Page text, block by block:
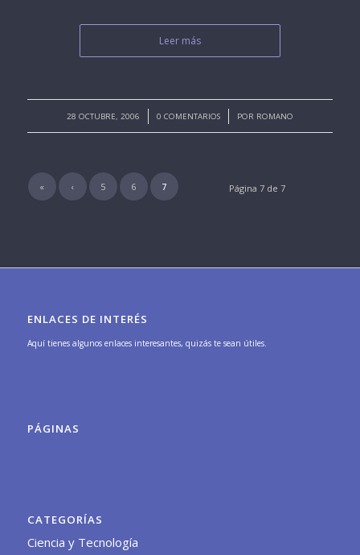
Leer más
28 OCTUBRE, 2006
/ 0 COMENTARIOS
/ POR ROMANO
Página 7 de 7
« ‹ 5 6 7
ENLACES DE INTERÉS
Aquí tienes algunos enlaces interesantes, quizás te sean útiles.
PÁGINAS
CATEGORÍAS
Ciencia y Tecnología